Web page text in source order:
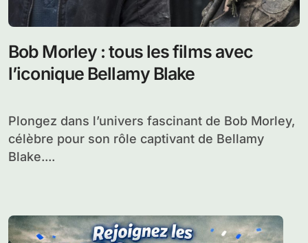
Bob Morley : tous les films avec
l’iconique Bellamy Blake
Plongez dans l’univers fascinant de Bob Morley,
célèbre pour son rôle captivant de Bellamy
Blake....